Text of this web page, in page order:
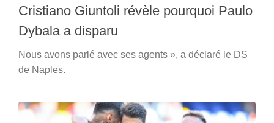
Cristiano Giuntoli révèle pourquoi Paulo
Dybala a disparu
Nous avons parlé avec ses agents », a déclaré le DS
de Naples.